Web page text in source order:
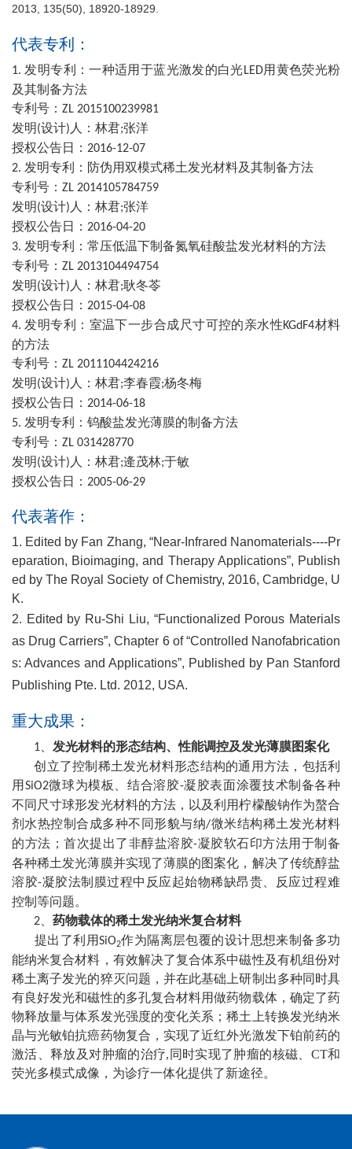
2013, 135(50), 18920-18929.
代表专利：
1.发明专利：一种适用于蓝光激发的白光LED用黄色荧光粉
及其制备方法
专利号： ZL 2015100239981
发明(设计) 人：林君;张洋
授权公告日： 2016-12-07
2. 发明专利：防伪用双模式稀土发光材料及其制备方法
专利号： ZL 2014105784759
发明(设计) 人：林君;张洋
授权公告日： 2016-04-20
3. 发明专利：常压低温下制备氮氧硅酸盐发光材料的方法
专利号： ZL 2013104494754
发明(设计) 人：林君;耿冬苓
授权公告日： 2015-04-08
4.发明专利：室温下一步合成尺寸可控的亲水性KGdF4材料
的方法
专利号： ZL 2011104424216
发明(设计) 人：林君;李春霞;杨冬梅
授权公告日： 2014-06-18
5. 发明专利：钨酸盐发光薄膜的制备方法
专利号： ZL 031428770
发明(设计) 人：林君;逄茂林;于敏
授权公告日： 2005-06-29
代表著作：
1. Edited by Fan Zhang, “Near-Infrared Nanomaterials----Pr
eparation, Bioimaging, and Therapy Applications”, Publish
ed by The Royal Society of Chemistry, 2016, Cambridge, U
K.
2. Edited by Ru-Shi Liu, “Functionalized Porous Materials
as Drug Carriers”, Chapter 6 of “Controlled Nanofabrication
s: Advances and Applications”, Published by Pan Stanford
Publishing Pte. Ltd. 2012, USA.
重大成果：
1
发光材料的形态结构、性能调控及发光薄膜图案化
创立了控制稀土发光材料形态结构的通用方法，包括利
用 SiO2微球为模板、结合溶胶-凝胶表面涂覆技术制备各种
不同尺寸球形发光材料的方法，以及利用柠檬酸钠作为螯合
剂水热控制合成多种不同形貌与纳/微米结构稀土发光材料
的方法；首次提出了非醇盐溶胶-凝胶软石印方法用于制备
各种稀土发光薄膜并实现了薄膜的图案化，解决了传统醇盐
溶胶-凝胶法制膜过程中反应起始物稀缺昂贵、反应过程难
控制等问题。
2
药物载体的稀土发光纳米复合材料
提出了利用SiO2作为隔离层包覆的设计思想来制备多功
能纳米复合材料，有效解决了复合体系中磁性及有机组份对
稀土离子发光的猝灭问题，并在此基础上研制出多种同时具
有良好发光和磁性的多孔复合材料用做药物载体，确定了药
物释放量与体系发光强度的变化关系；稀土上转换发光纳米
晶与光敏铂抗癌药物复合，实现了近红外光激发下铂前药的
激活、释放及对肿瘤的治疗, 同时实现了肿瘤的核磁、 CT和
荧光多模式成像，为诊疗一体化提供了新途径。